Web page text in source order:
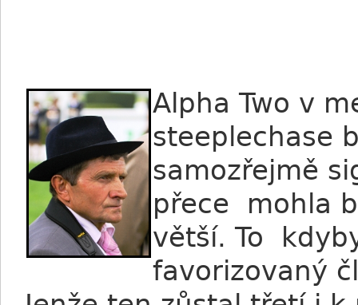
Alpha Two v
steeplechase
samozřejmě
přece mohla
větší. To
favorizovaný